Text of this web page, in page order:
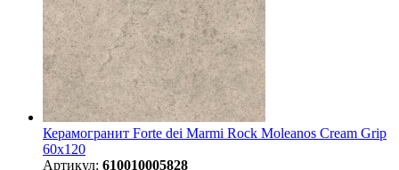
Керамогранит Forte dei Marmi Rock Moleanos Cream Grip
60x120
Артикул: 610010005828